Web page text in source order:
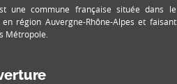
une commune française située dans le
région Auvergne-Rhône-Alpes et faisant
Métropole.